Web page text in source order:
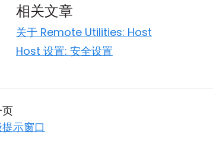
相关文章
关于 Remote Utilities: Host
Host 设置: 安全设置
示窗口